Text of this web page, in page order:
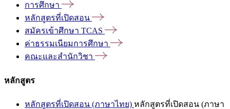
การศึกษา
หลักสูตรที่เปิดสอน
สมัครเข้าศึกษา TCAS
ค่าธรรมเนียมการศึกษา
คณะและสำนักวิชา
หลักสูตร
หลักสูตรที่เปิดสอน (ภาษาไทย) หลักสูตรที่เปิดสอน (ภาษา